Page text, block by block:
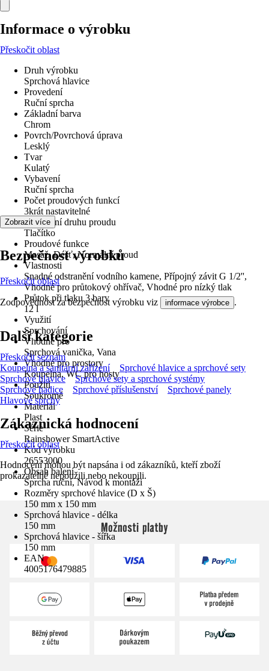
Informace o výrobku
Přeskočit oblast
Druh výrobku
Sprchová hlavice
Provedení
Ruční sprcha
Základní barva
Chrom
Povrch/Povrchová úprava
Lesklý
Tvar
Kulatý
Vybavení
Ruční sprcha
Počet proudových funkcí
3krát nastavitelné
Nastavení druhu proudu
Tlačítko
Proudové funkce
Masáž, Déšť, Normální proud
Vlastnosti
Snadné odstranění vodního kamene, Přípojný závit G 1/2'',
Vhodné pro průtokový ohřívač, Vhodné pro nízký tlak
Průtok při tlaku 3 bary
12 l
Využití
Sprchování
Vhodné pro
Sprchová vanička, Vana
Vhodné pro prostory
Koupelna, WC pro hosty
Použití
Soukromé
Materiál
Plast
Série
Rainshower SmartActive
Kód výrobku
26553000
Obsah balení
Sprcha ruční, Návod k montáži
Rozměry sprchové hlavice (D x Š)
150 mm x 150 mm
Sprchová hlavice - délka
150 mm
Sprchová hlavice - šířka
150 mm
EAN
4005176479885
Zobrazit více
Bezpečnost výrobků
Přeskočit oblast
Zodpovědnost za bezpečnost výrobku viz informace výrobce .
Další kategorie
Přeskočit seznam
Koupelna a sanitární zařízení
Sprchové hlavice a sprchové sety
Sprchové hlavice
Sprchové sety a sprchové systémy
Sprchové hadice
Sprchové příslušenství
Sprchové panely
Hlavové sprchy
Zákaznická hodnocení
Přeskočit oblast
Hodnocení mohou být napsána i od zákazníků, kteří zboží
prokazatelně nepoužili nebo nekoupili.
Možnosti platby